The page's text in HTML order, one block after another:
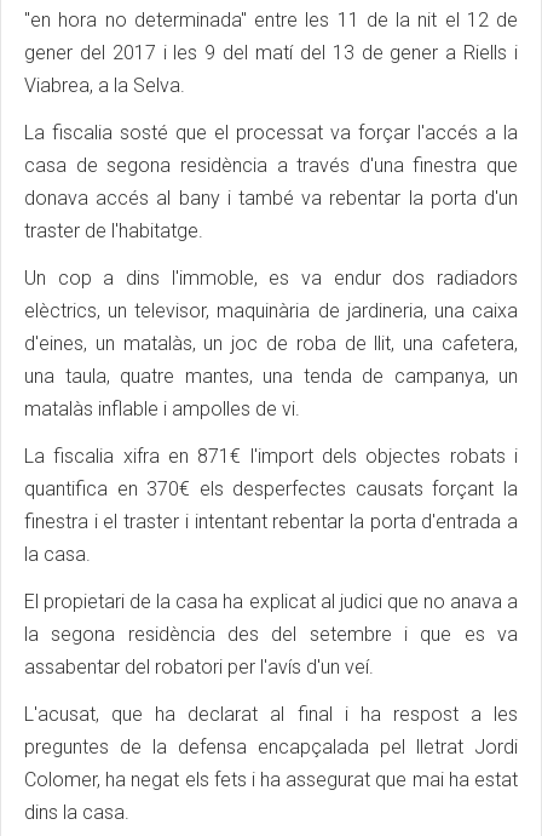
"en hora no determinada" entre les 11 de la nit el 12 de
gener del 2017 i les 9 del matí del 13 de gener a Riells i
Viabrea, a la Selva.
La fiscalia sosté que el processat va forçar l'accés a la
casa de segona residència a través d'una finestra que
donava accés al bany i també va rebentar la porta d'un
traster de l'habitatge.
Un cop a dins l'immoble, es va endur dos radiadors
elèctrics, un televisor, maquinària de jardineria, una caixa
d'eines, un matalàs, un joc de roba de llit, una cafetera,
una taula, quatre mantes, una tenda de campanya, un
matalàs inflable i ampolles de vi.
La fiscalia xifra en 871€ l'import dels objectes robats i
quantifica en 370€ els desperfectes causats forçant la
finestra i el traster i intentant rebentar la porta d'entrada a
la casa.
El propietari de la casa ha explicat al judici que no anava a
la segona residència des del setembre i que es va
assabentar del robatori per l'avís d'un veí.
L'acusat, que ha declarat al final i ha respost a les
preguntes de la defensa encapçalada pel lletrat Jordi
Colomer, ha negat els fets i ha assegurat que mai ha estat
dins la casa.